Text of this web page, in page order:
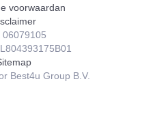
voorwaardan
06079105
Best4u Group B.V.